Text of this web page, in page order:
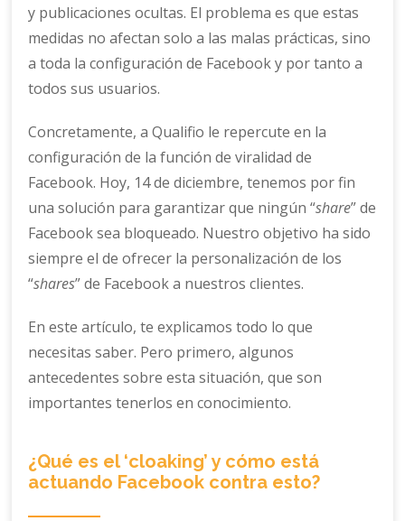
y publicaciones ocultas. El problema es que estas
medidas no afectan solo a las malas prácticas, sino
a toda la configuración de Facebook y por tanto a
todos sus usuarios.
Concretamente, a Qualifio le repercute en la
configuración de la función de viralidad de
Facebook. Hoy, 14 de diciembre, tenemos por fin
una solución para garantizar que ningún “share” de
Facebook sea bloqueado. Nuestro objetivo ha sido
siempre el de ofrecer la personalización de los
“shares” de Facebook a nuestros clientes.
En este artículo, te explicamos todo lo que
necesitas saber. Pero primero, algunos
antecedentes sobre esta situación, que son
importantes tenerlos en conocimiento.
¿Qué es el ‘cloaking’ y cómo está
actuando Facebook contra esto?